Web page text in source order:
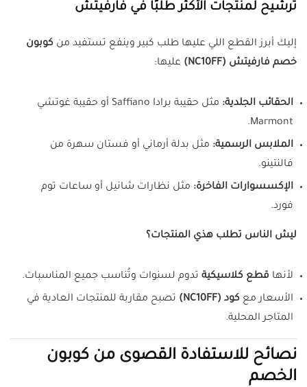
ترشيح لمنتجات الأكثر طلبًا في فارفيتش
إليك أبرز القطع اللي عليها طلب كبير وينفع تستفيد من كوبون
خصم فارفيتش (NC10FF)
عليها:
الحقائب الجلدية:
مثل حقيبة برادا Saffiano أو حقيبة غوتشي
Marmont.
الملابس الرسمية: مثل بدلة أرماني أو فستان سهرة من
فالنتينو.
الإكسسوارات الفاخرة: مثل نظارات شانيل أو ساعات توم
فورد.
ليش الناس تطلب هذي المنتجات؟
لأنها قطع كلاسيكية تدوم لسنوات وتُناسب جميع المناسبات.
الأسعار مع كود (NC10FF)
تصبح مقاربة للمنتجات العادية في
المتاجر المحلية.
نصائح للاستفادة القصوى من كوبون
الخصم